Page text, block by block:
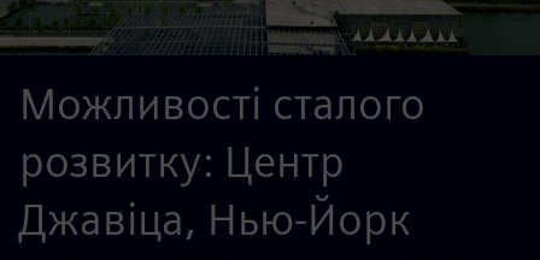
Можливості сталого
розвитку: Центр
Джавіца, Нью-Йорк